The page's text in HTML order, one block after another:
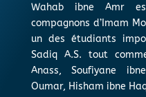
Wahab ibne Amr
compagnons d’Imam
un des étudiants
Sadiq A.S. tout
Anass, Soufiyane
Oumar, Hisham ibne